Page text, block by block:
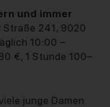
und immer
Straße 241, 9020
10:00 –
€, 1 Stunde 100–
junge Damen